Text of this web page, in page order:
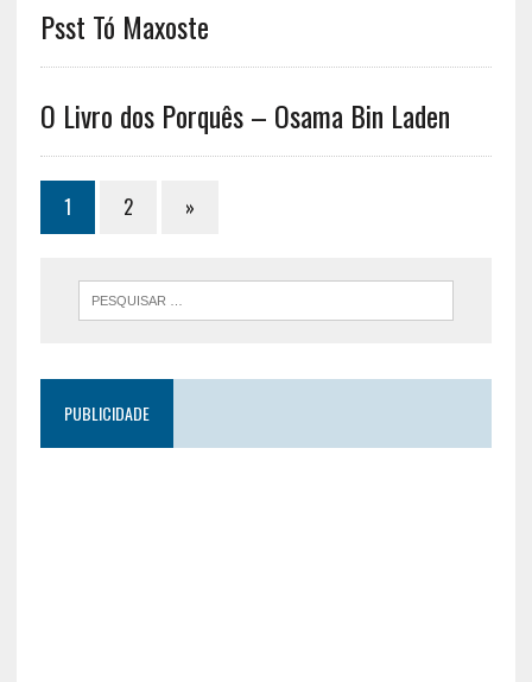
Psst Tó Maxoste
O Livro dos Porquês – Osama Bin Laden
1 2 »
PUBLICIDADE